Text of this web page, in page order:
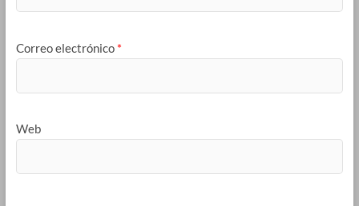
Correo electrónico *
Web